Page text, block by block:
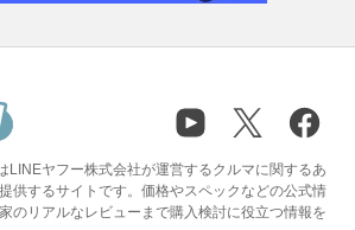
LINEヤフー株式会社が運営するクルマに関するあ
供するサイトです。価格やスペックなどの公式情
のリアルなレビューまで購入検討に役立つ情報を